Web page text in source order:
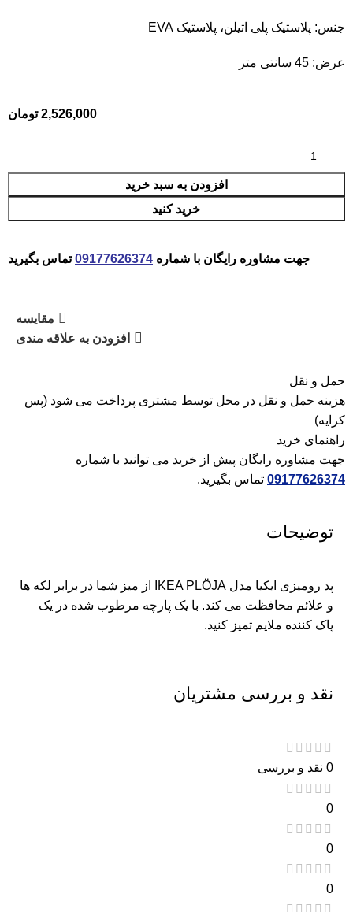
جنس: پلاستیک پلی اتیلن، پلاستیک EVA
عرض:45 سانتی متر
2,526,000 تومان
افزودن به سبد خرید
خرید کنید
جهت مشاوره رایگان با شماره 09177626374تماس بگیرید
مقایسه
افزودن به علاقه مندی
حمل و نقل
هزینه حمل و نقل در محل توسط مشتری پرداخت می شود (پس
کرایه)
راهنمای خرید
جهت مشاوره رایگان پیش از خرید می توانید با شماره
09177626374 تماس بگیرید.
توضیحات
پد رومیزی ایکیا مدل IKEA PLÖJA از میز شما در برابر لکه ها
و علائم محافظت می کند. با یک پارچه مرطوب شده در یک
پاک کننده ملایم تمیز کنید.
نقد و بررسی مشتریان
0 نقد و بررسی
0
0
0